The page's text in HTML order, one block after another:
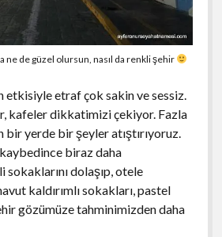
ne de güzel olursun, nasıl da renkli şehir
etkisiyle etraf çok sakin ve sessiz.
kafeler dikkatimizi çekiyor. Fazla
bir yerde bir şeyler atıştırıyoruz.
biraz daha
sokaklarını dolaşıp, otele
kaldırımlı sokakları, pastel
gözümüze tahminimizden daha